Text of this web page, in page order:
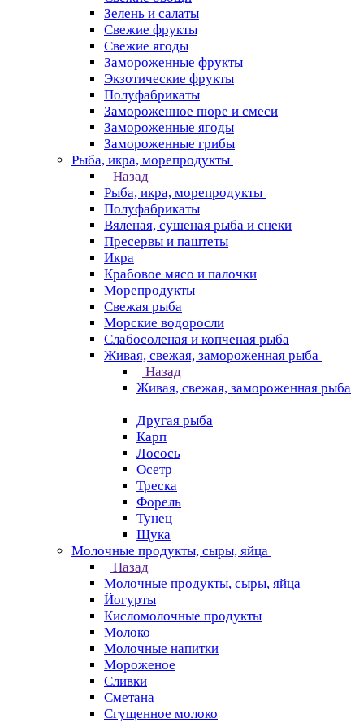
Зелень и салаты
Свежие фрукты
Свежие ягоды
Замороженные фрукты
Экзотические фрукты
Полуфабрикаты
Замороженное пюре и смеси
Замороженные ягоды
Замороженные грибы
Рыба, икра, морепродукты
Назад
Рыба, икра, морепродукты
Полуфабрикаты
Вяленая, сушеная рыба и снеки
Пресервы и паштеты
Икра
Крабовое мясо и палочки
Морепродукты
Свежая рыба
Морские водоросли
Слабосоленая и копченая рыба
Живая, свежая, замороженная рыба
Назад
Живая, свежая, замороженная рыба
Другая рыба
Карп
Лосось
Осетр
Треска
Форель
Тунец
Щука
Молочные продукты, сыры, яйца
Назад
Молочные продукты, сыры, яйца
Йогурты
Кисломолочные продукты
Молоко
Молочные напитки
Мороженое
Сливки
Сметана
Сгущенное молоко